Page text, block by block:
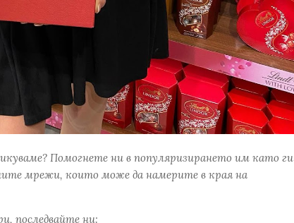
Помогнете ни в популяризирането им като ги
мрежи, които може да намерите в края на
последвайте ни: